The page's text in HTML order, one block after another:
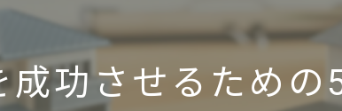
管理
功させるための